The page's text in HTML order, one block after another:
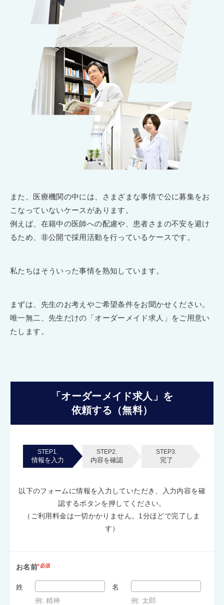
また、医療機関の中には、さまざまな事情で公に募集をお
こなっていないケースがあります。
例えば、在籍中の医師への配慮や、患者さまの不安を避け
るため、非公開で採用活動を行っているケースです。
私たちはそういった事情を熟知しています。
まずは、先生のお考えやご希望条件をお聞かせください。
唯一無二、先生だけの「オーダーメイド求人」をご用意い
たします。
「オーダーメイド求人」を
依頼する（無料）
STEP1.
情報を入力
STEP2.
内容を確認
STEP3.
完了
以下のフォームに情報を入力していただき、入力内容を確
認するボタンを押してください。
（ご利用料金は一切かかりません。1分ほどで完了しま
す）
お名前*必須
姓
例: 精神
名
例: 太郎